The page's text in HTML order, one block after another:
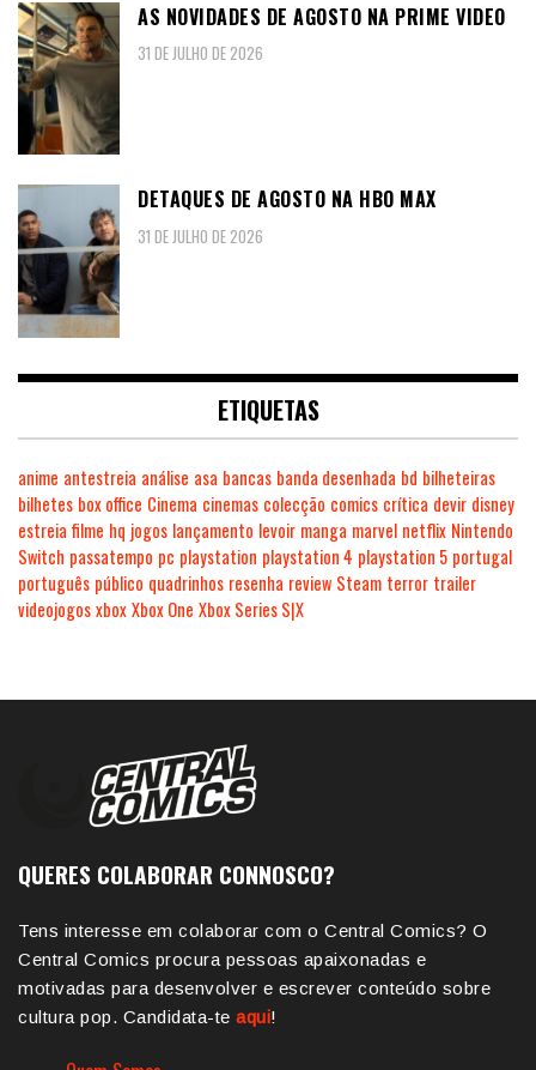
AS NOVIDADES DE AGOSTO NA PRIME VIDEO
31 DE JULHO DE 2026
DETAQUES DE AGOSTO NA HBO MAX
31 DE JULHO DE 2026
ETIQUETAS
anime antestreia análise asa bancas banda desenhada bd bilheteiras
bilhetes box office Cinema cinemas colecção comics crítica devir disney
estreia filme hq jogos lançamento levoir manga marvel netflix Nintendo
Switch passatempo pc playstation playstation 4 playstation 5 portugal
português público quadrinhos resenha review Steam terror trailer
videojogosxboxXbox One Xbox Series S|X
QUERES COLABORAR CONNOSCO?
Tens interesse em colaborar com o Central Comics? O
Central Comics procura pessoas apaixonadas e
motivadas para desenvolver e escrever conteúdo sobre
cultura pop. Candidata-te aqui!